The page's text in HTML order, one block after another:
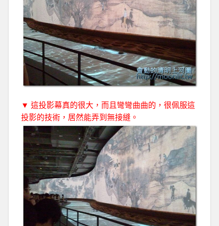
▼ 這投影幕真的很大，而且彎彎曲曲的，很佩服這
投影的技術，居然能弄到無接縫。